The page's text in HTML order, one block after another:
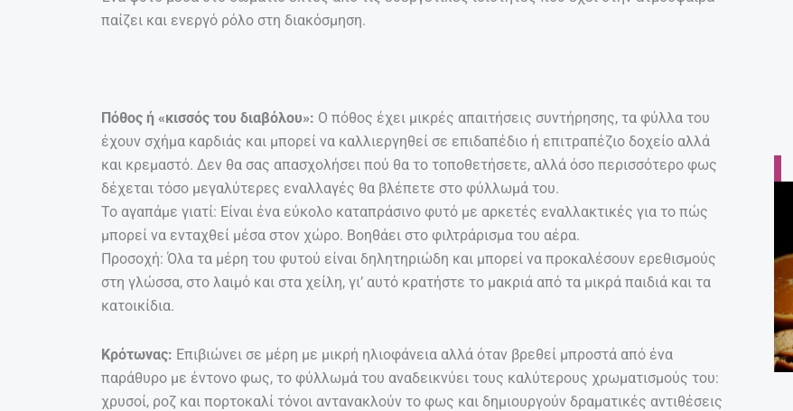
παίζει και ενεργό ρόλο στη διακόσμηση.
Πόθος ή «κισσός του διαβόλου»: Ο πόθος έχει μικρές απαιτήσεις συντήρησης, τα φύλλα του
έχουν σχήμα καρδιάς και μπορεί να καλλιεργηθεί σε επιδαπέδιο ή επιτραπέζιο δοχείο αλλά
και κρεμαστό. Δεν θα σας απασχολήσει πού θα το τοποθετήσετε, αλλά όσο περισσότερο φως
δέχεται τόσο μεγαλύτερες εναλλαγές θα βλέπετε στο φύλλωμά του.
Το αγαπάμε γιατί: Είναι ένα εύκολο καταπράσινο φυτό με αρκετές εναλλακτικές για το πώς
μπορεί να ενταχθεί μέσα στον χώρο. Βοηθάει στο φιλτράρισμα του αέρα.
Προσοχή: Όλα τα μέρη του φυτού είναι δηλητηριώδη και μπορεί να προκαλέσουν ερεθισμούς
στη γλώσσα, στο λαιμό και στα χείλη, γι’ αυτό κρατήστε το μακριά από τα μικρά παιδιά και τα
κατοικίδια.
Κρότωνας: Επιβιώνει σε μέρη με μικρή ηλιοφάνεια αλλά όταν βρεθεί μπροστά από ένα
παράθυρο με έντονο φως, το φύλλωμά του αναδεικνύει τους καλύτερους χρωματισμούς του:
χρυσοί, ροζ και πορτοκαλί τόνοι αντανακλούν το φως και δημιουργούν δραματικές αντιθέσεις